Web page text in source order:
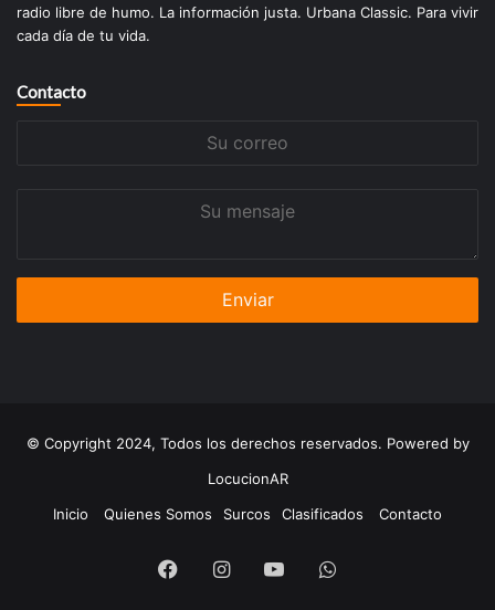
radio libre de humo. La información justa. Urbana Classic. Para vivir
cada día de tu vida.
Contacto
© Copyright 2024, Todos los derechos reservados. Powered by
LocucionAR
Inicio
Quienes Somos Surcos Clasificados Contacto
FacebookInstagramYoutubeWhatsapp